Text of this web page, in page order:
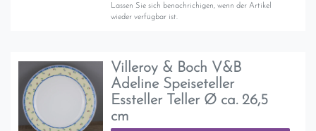
Lassen Sie sich benachrichigen, wenn der Artikel
wieder verfügbar ist.
Villeroy & Boch V&B
Adeline Speiseteller
Essteller Teller Ø ca. 26,5
cm